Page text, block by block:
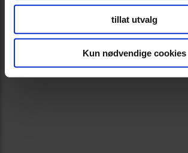
tillat utvalg
Kun nødvendige cookies